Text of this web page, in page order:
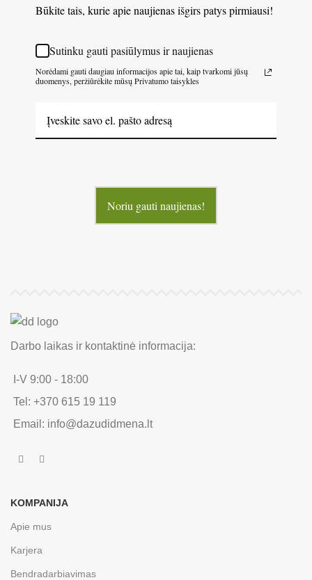
Būkite tais, kurie apie naujienas išgirs patys pirmiausi!
Sutinku gauti pasiūlymus ir naujienas
Norėdami gauti daugiau informacijos apie tai, kaip tvarkomi jūsų
duomenys, peržiūrėkite mūsų Privatumo taisykles
Noriu gauti naujienas!
Darbo laikas ir kontaktinė informacija:
I-V 9:00 - 18:00
Tel: +370 615 19 119
Email: info@dazudidmena.lt
KOMPANIJA
Apie mus
Karjera
Bendradarbiavimas